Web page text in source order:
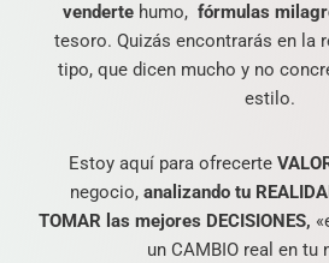
venderte humo, fórmulas
tesoro. Quizás encontrarás en la
tipo, que dicen mucho y no
estilo.
Estoy aquí para ofrecerte
negocio, analizando tu
TOMAR las mejores DECISIONES,
un CAMBIO real en tu